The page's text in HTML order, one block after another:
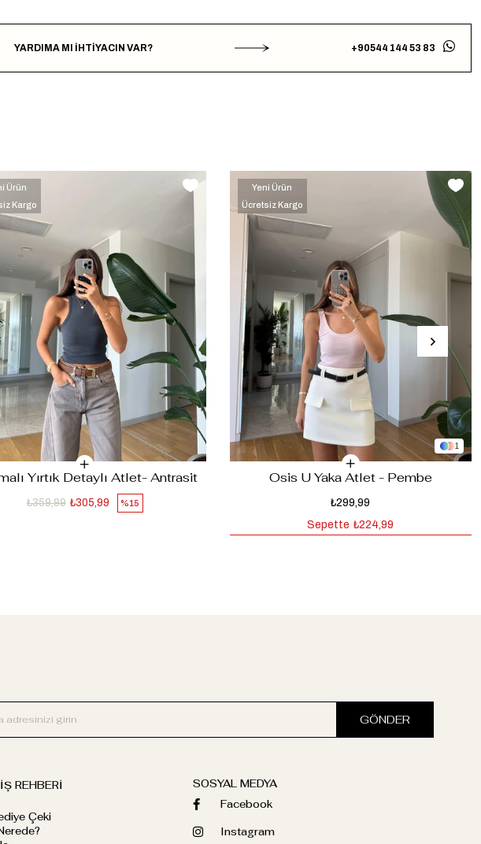
YARDIMA MI İHTİYACIN VAR? +90544 144 53 83
‹
›
Yırtık Detaylı Atlet- Antrasit
%15
₺305,99
₺359,99
Ürün
Kargo
‹
›
1
Osis U Yaka Atlet - Pembe
₺299,99
Sepette ₺224,99
Yeni Ürün
Ücretsiz Kargo
GÖNDER
REHBERİ
Çeki
SOSYAL MEDYA
Facebook
Instagram